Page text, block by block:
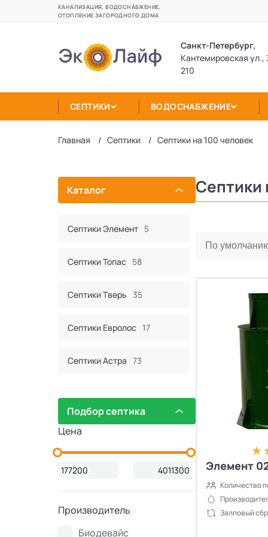
КАНАЛИЗАЦИЯ, ВОДОСНАБЖЕНИЕ,
ОТОПЛЕНИЕ ЗАГОРОДНОГО ДОМА
Санкт-Петербург,
Кантемировская ул.,
210
СЕПТИКИ ВОДОСНАБЖЕНИЕ
Главная Септики Септики на 100 человек
Каталог
Септики Элемент 5
Септики Топас 58
Септики Тверь 35
Септики Евролос 17
Септики Астра 73
Септики КИТ 44
Септики Bunker 2
Подбор септика
Цена
Производитель
Биодевайс
Септики
Элемент
Количество
Залповый